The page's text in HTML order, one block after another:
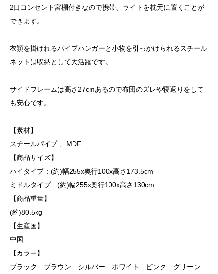
2口コンセント宮棚付きなので携帯、ライトを枕元に置くことが
できます。
衣類を掛けれるパイプハンガーと小物を引っかけられるスチール
ネットは収納として大活躍です。
サイドフレームは高さ27cmあるので布団のズレや寝返りをして
も安心です。
【素材】
スチールパイプ 、MDF
【商品サイズ】
ハイタイプ：(約)幅255x奥行100x高さ173.5cm
ミドルタイプ：(約)幅255x奥行100x高さ130cm
【商品重量】
(約)80.5kg
【生産国】
中国
【カラー】
ブラック ブラウン シルバー ホワイト ピンク グリーン